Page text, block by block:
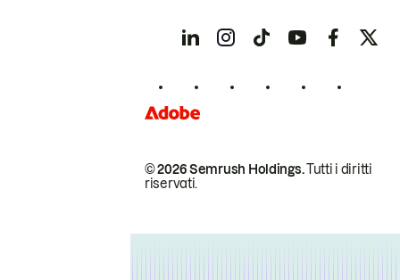
© 2026 Semrush Holdings.Tutti i diritti
riservati.